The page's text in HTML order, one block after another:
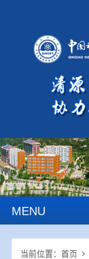
MENU
当前位置： 首页